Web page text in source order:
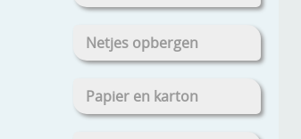
Netjes opbergen
Papier en karton